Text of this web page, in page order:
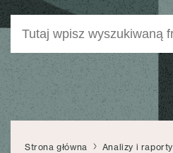
Strona główna
Analizy i raporty